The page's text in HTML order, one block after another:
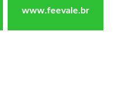
www.feevale.br